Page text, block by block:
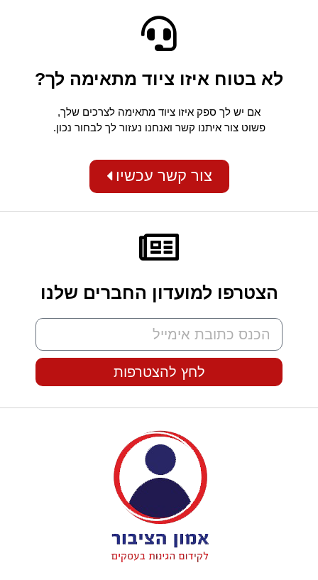
לא בטוח איזו ציוד מתאימה לך?
אם יש לך ספק איזו ציוד מתאימה לצרכים שלך,
פשוט צור איתנו קשר ואנחנו נעזור לך לבחור נכון.
צור קשר עכשיו
הצטרפו למועדון החברים שלנו
לחץ להצטרפות